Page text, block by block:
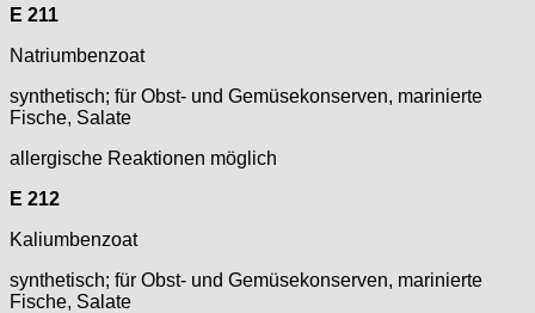
E 211
Natriumbenzoat
synthetisch; für Obst- und Gemüsekonserven, marinierte
Fische, Salate
allergische Reaktionen möglich
E 212
Kaliumbenzoat
synthetisch; für Obst- und Gemüsekonserven, marinierte
Fische, Salate